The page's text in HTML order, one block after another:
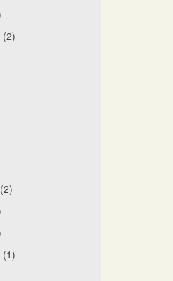
(2)
(2)
(1)